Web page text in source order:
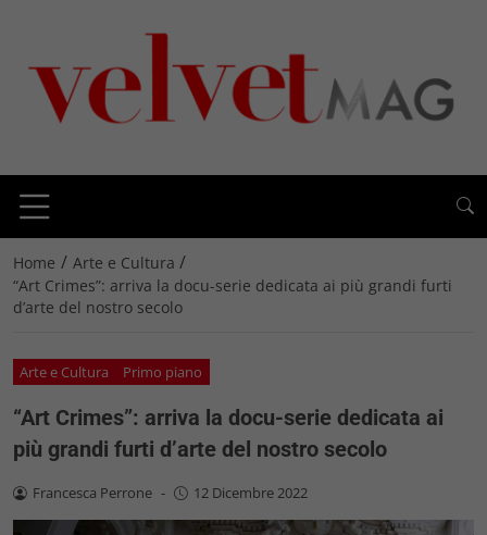
Home / Arte e Cultura /
“Art Crimes”: arriva la docu-serie dedicata ai più grandi furti
d’arte del nostro secolo
Arte e Cultura Primo piano
“Art Crimes”: arriva la docu-serie dedicata ai
più grandi furti d’arte del nostro secolo
Francesca Perrone - 12 Dicembre 2022